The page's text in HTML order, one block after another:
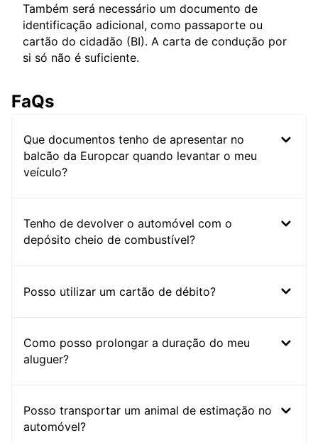
Também será necessário um documento de
identificação adicional, como passaporte ou
cartão do cidadão (BI). A carta de condução por
si só não é suficiente.
FaQs
Que documentos tenho de apresentar no
balcão da Europcar quando levantar o meu
veículo?
Tenho de devolver o automóvel com o
depósito cheio de combustível?
Posso utilizar um cartão de débito?
Como posso prolongar a duração do meu
aluguer?
Posso transportar um animal de estimação no
automóvel?